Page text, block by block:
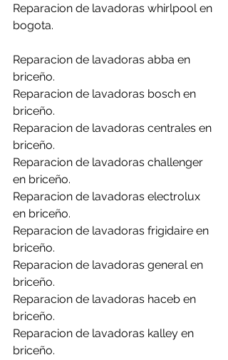
Reparacion de lavadoras whirlpool en
bogota.
Reparacion de lavadoras abba en
briceño.
Reparacion de lavadoras bosch en
briceño.
Reparacion de lavadoras centrales en
briceño.
Reparacion de lavadoras challenger
en briceño.
Reparacion de lavadoras electrolux
en briceño.
Reparacion de lavadoras frigidaire en
briceño.
Reparacion de lavadoras general en
briceño.
Reparacion de lavadoras haceb en
briceño.
Reparacion de lavadoras kalley en
briceño.